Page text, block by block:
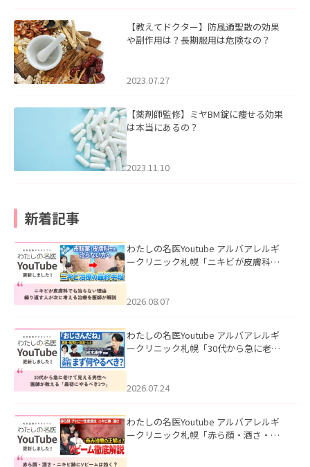
【教えてドクター】防風通聖散の効果
や副作用は？長期服用は危険なの？
2023.07.27
【薬剤師監修】ミヤBM錠に痩せる効果
は本当にあるの？
2023.11.10
新着記事
わたしの名医Youtube アルバアレルギ
ークリニック札幌「ニキビが皮膚科で
ました。
2026.08.07
わたしの名医Youtube アルバアレルギ
ークリニック札幌「30代から急に老け
た。
2026.07.24
わたしの名医Youtube アルバアレルギ
ークリニック札幌「赤ら顔・酒さ・ニ